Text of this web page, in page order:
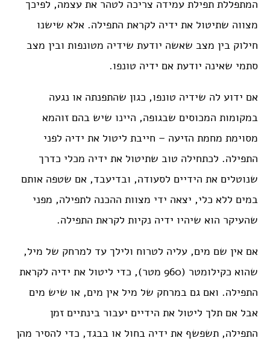
המתפללת תפילת עמידה צריכה לטהר את עצמה, לפיכך
מצווה שתיטול את ידיה לקראת התפילה. אלא שישנו
חילוק בין מצב שאשה יודעת שידיה מטונפות ובין מצב
סתמי שאינה יודעת אם ידיה טונפו.
אם ידוע לה שידיה טונפו, כגון שהתפנתה או נגעה
במקומות המכוסים שבגופה, היינו שיש בהם זוהמא
מסוימת מחמת הזיעה – חייבת ליטול את ידיה לפני
התפילה. לכתחילה טוב שתיטול את ידיה מכלי כדרך
שנוטלים את הידיים לסעודה, ובדיעבד, אם שטפה אותם
במים ללא כלי, יצאה ידי מצוות ההכנה לתפילה, מפני
שהעיקר הוא שיהיו ידיה נקיות לקראת התפילה.
אם אין שם מים, עליה לטרוח ולילך עד למרחק של מיל,
שהוא כקילומטר (960 מטר), כדי ליטול את ידיה לקראת
התפילה. ואם גם במרחק של מיל אין מים, או שיש מים
אבל אם תלך ליטול את הידיים יעבור בינתיים זמן
התפילה, תשפשף את ידיה בחול או בבגד, כדי להסיר מהן